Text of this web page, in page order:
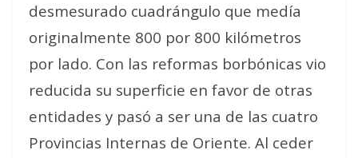
desmesurado cuadrángulo que medía
originalmente 800 por 800 kilómetros
por lado. Con las reformas borbónicas vio
reducida su superficie en favor de otras
entidades y pasó a ser una de las cuatro
Provincias Internas de Oriente. Al ceder